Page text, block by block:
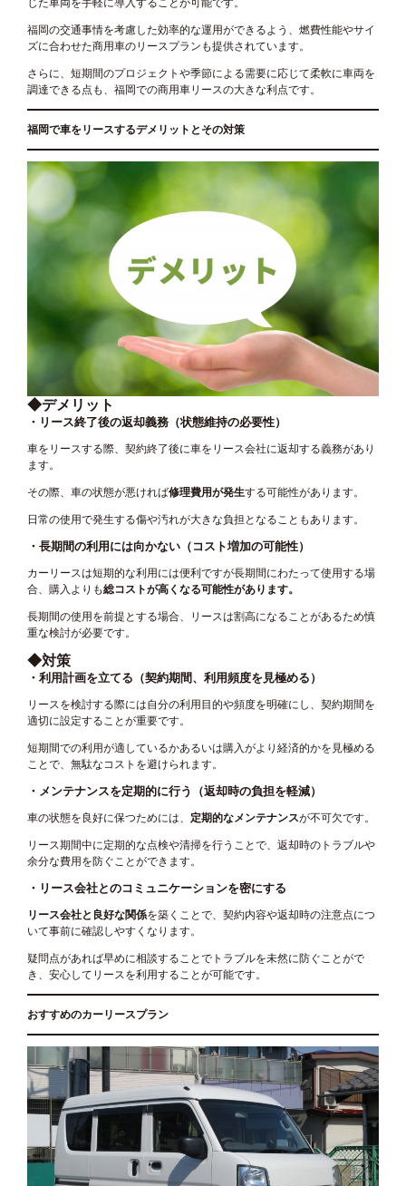
じた車両を手軽に導入することが可能です。
福岡の交通事情を考慮した効率的な運用ができるよう、燃費性能やサイ
ズに合わせた商用車のリースプランも提供されています。
さらに、短期間のプロジェクトや季節による需要に応じて柔軟に車両を
調達できる点も、福岡での商用車リースの大きな利点です。
福岡で車をリースするデメリットとその対策
◆デメリット
・リース終了後の返却義務（状態維持の必要性）
車をリースする際、契約終了後に車をリース会社に返却する義務があり
ます。
その際、車の状態が悪ければ修理費用が発生する可能性があります。
日常の使用で発生する傷や汚れが大きな負担となることもあります。
・長期間の利用には向かない（コスト増加の可能性）
カーリースは短期的な利用には便利ですが長期間にわたって使用する場
合、購入よりも総コストが高くなる可能性があります。
長期間の使用を前提とする場合、リースは割高になることがあるため慎
重な検討が必要です。
◆対策
・利用計画を立てる（契約期間、利用頻度を見極める）
リースを検討する際には自分の利用目的や頻度を明確にし、契約期間を
適切に設定することが重要です。
短期間での利用が適しているかあるいは購入がより経済的かを見極める
ことで、無駄なコストを避けられます。
・メンテナンスを定期的に行う（返却時の負担を軽減）
車の状態を良好に保つためには、 定期的なメンテナンスが不可欠です。
リース期間中に定期的な点検や清掃を行うことで、返却時のトラブルや
余分な費用を防ぐことができます。
・リース会社とのコミュニケーションを密にする
リース会社と良好な関係を築くことで、契約内容や返却時の注意点につ
いて事前に確認しやすくなります。
疑問点があれば早めに相談することでトラブルを未然に防ぐことがで
き、安心してリースを利用することが可能です。
おすすめのカーリースプラン